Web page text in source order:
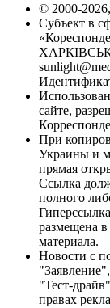
© 2000-
Субъект в
сайте,
При
Украины и
прямая
Ссылка
полного
размещена в
материала.
Новости с
"Тест-
правах